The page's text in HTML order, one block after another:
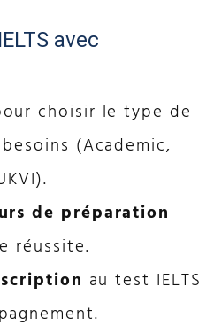
avec
choisir le type de
(Academic,
de préparation
réussite.
au test IELTS